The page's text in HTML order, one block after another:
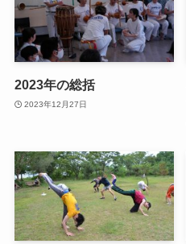
2023年の総括
2023年12月27日